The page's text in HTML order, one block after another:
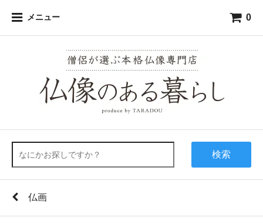
メニュー 0
検索
仏画